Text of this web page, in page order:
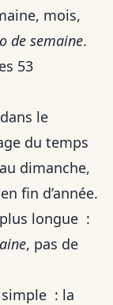
mois,
de semaine.
53
le
du temps
au dimanche,
en fin d’année.
plus longue :
, pas de
: la